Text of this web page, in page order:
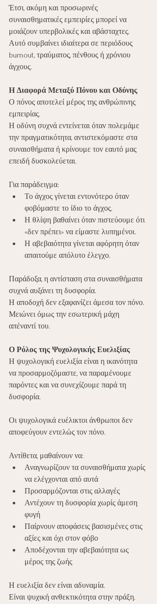
Έτσι, ακόμη και προσωρινές
συναισθηματικές εμπειρίες μπορεί να
μοιάζουν υπερβολικές και αβάσταχτες.
Αυτό συμβαίνει ιδιαίτερα σε περιόδους
burnout, τραύματος, πένθους ή χρόνιου
άγχους.
Η Διαφορά Μεταξύ Πόνου και Οδύνης
Ο πόνος αποτελεί μέρος της ανθρώπινης
εμπειρίας.
Η οδύνη συχνά εντείνεται όταν πολεμάμε
την πραγματικότητα, αντιστεκόμαστε στα
συναισθήματα ή κρίνουμε τον εαυτό μας
επειδή δυσκολεύεται.
Για παράδειγμα:
Το άγχος γίνεται εντονότερο όταν
φοβόμαστε το ίδιο το άγχος.
Η θλίψη βαθαίνει όταν πιστεύουμε ότι
«δεν πρέπει» να είμαστε λυπημένοι.
Η αβεβαιότητα γίνεται αφόρητη όταν
απαιτούμε απόλυτο έλεγχο.
Παράδοξα, η αντίσταση στα συναισθήματα
συχνά αυξάνει τη δυσφορία.
Η αποδοχή δεν εξαφανίζει άμεσα τον πόνο.
Μειώνει όμως την εσωτερική μάχη
απέναντί του.
Ο Ρόλος της Ψυχολογικής Ευελιξίας
Η ψυχολογική ευελιξία είναι η ικανότητα
να προσαρμοζόμαστε, να παραμένουμε
παρόντες και να συνεχίζουμε παρά τη
δυσφορία.
Οι ψυχολογικά ευέλικτοι άνθρωποι δεν
αποφεύγουν εντελώς τον πόνο.
Αντίθετα, μαθαίνουν να:
Αναγνωρίζουν τα συναισθήματα χωρίς
να ελέγχονται από αυτά
Προσαρμόζονται στις αλλαγές
Αντέχουν τη δυσφορία χωρίς άμεση
φυγή
Παίρνουν αποφάσεις βασισμένες στις
αξίες και όχι στον φόβο
Αποδέχονται την αβεβαιότητα ως
μέρος της ζωής
Η ευελιξία δεν είναι αδυναμία.
Είναι ψυχική ανθεκτικότητα στην πράξη.